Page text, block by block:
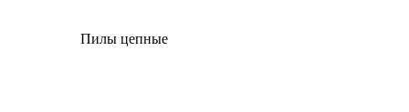
Пилы цепные